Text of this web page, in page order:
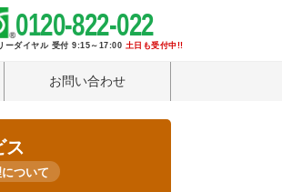
0120-822-022
ーダイヤル 受付 9:15～17:00 土日も受付中!!
お問い合わせ
ス
ついて